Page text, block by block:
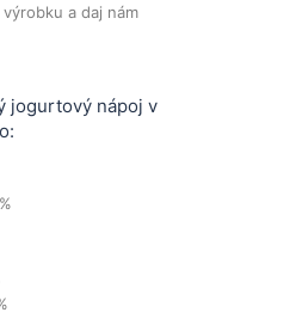
a daj nám
jogurtový nápoj v